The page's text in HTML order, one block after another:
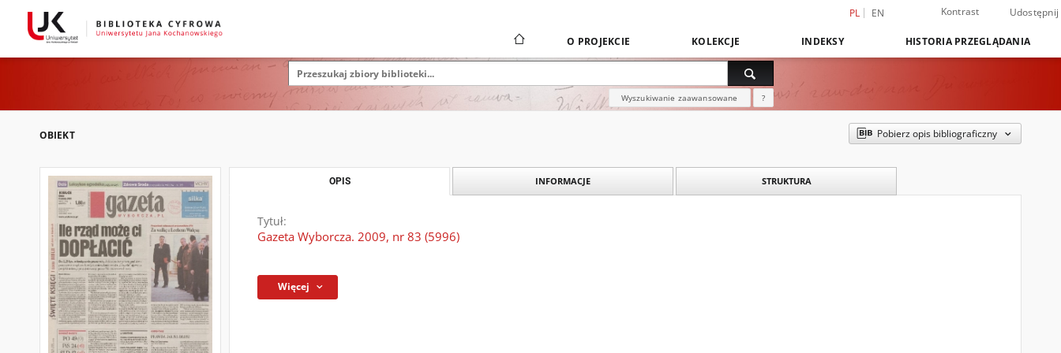
PL EN Kontrast Udostępnij
O PROJEKCIE KOLEKCJE INDEKSY HISTORIA PRZEGLĄDANIA
Wyszukiwanie zaawansowane ?
OBIEKT Pobierz opis bibliograficzny
OPIS INFORMACJE STRUKTURA
Tytuł:
Gazeta Wyborcza. 2009, nr 83 (5996)
Więcej